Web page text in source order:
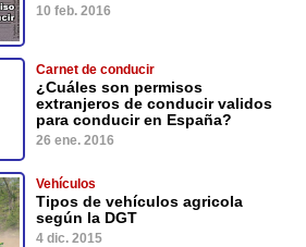
10 feb. 2016
Carnet de conducir
¿Cuáles son permisos
extranjeros de conducir validos
para conducir en España?
26 ene. 2016
Vehículos
Tipos de vehículos agricola
según la DGT
4 dic. 2015